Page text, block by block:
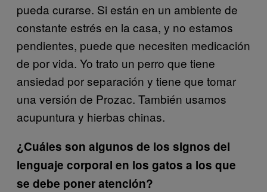
pueda curarse. Si están en un ambiente de
constante estrés en la casa, y no estamos
pendientes, puede que necesiten medicación
de por vida. Yo trato un perro que tiene
ansiedad por separación y tiene que tomar
una versión de Prozac. También usamos
acupuntura y hierbas chinas.
¿Cuáles son algunos de los signos del
lenguaje corporal en los gatos a los que
se debe poner atención?